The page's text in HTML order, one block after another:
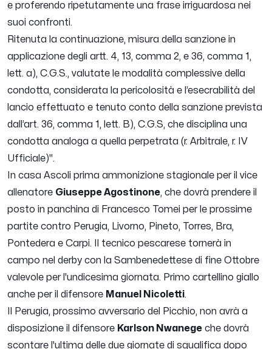
e proferendo ripetutamente una frase irriguardosa nei
suoi confronti.
Ritenuta la continuazione, misura della sanzione in
applicazione degli artt. 4, 13, comma 2, e 36, comma 1,
lett. a), C.G.S., valutate le modalità complessive della
condotta, considerata la pericolosità e l’esecrabilità del
lancio effettuato e tenuto conto della sanzione prevista
dall’art. 36, comma 1, lett. B), C.G.S, che disciplina una
condotta analoga a quella perpetrata (r. Arbitrale, r. IV
Ufficiale)".
In casa Ascoli prima ammonizione stagionale per il vice
allenatore Giuseppe Agostinone, che dovrà prendere il
posto in panchina di Francesco Tomei per le prossime
partite contro Perugia, Livorno, Pineto, Torres, Bra,
Pontedera e Carpi. Il tecnico pescarese tornerà in
campo nel derby con la Sambenedettese di fine Ottobre
valevole per l'undicesima giornata. Primo cartellino giallo
anche per il difensore Manuel Nicoletti.
Il Perugia, prossimo avversario del Picchio, non avrà a
disposizione il difensore Karlson Nwanege che dovrà
scontare l'ultima delle due giornate di squalifica dopo